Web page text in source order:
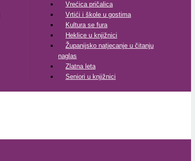
Vrećica pričalica
Vrtići i škole u gostima
Kultura se fura
Heklice u knjižnici
Županijsko natjecanje u čitanju
naglas
Zlatna leta
Seniori u knjižnici